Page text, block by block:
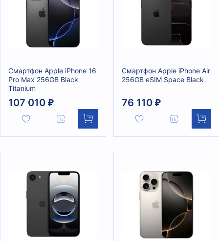
Смартфон Apple iPhone 16
Pro Max 256GB Black
Titanium
107 010 ₽
Смартфон Apple iPhone Air
256GB eSIM Space Black
76 110 ₽